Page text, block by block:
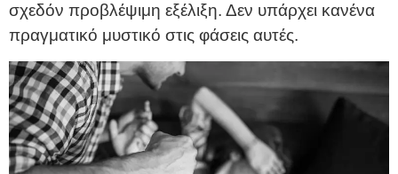
σχεδόν προβλέψιμη εξέλιξη. Δεν υπάρχει κανένα
πραγματικό μυστικό στις φάσεις αυτές.